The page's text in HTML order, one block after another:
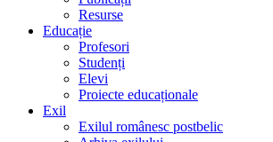
Resurse
Educație
Profesori
Studenți
Elevi
Proiecte educaționale
Exil
Exilul românesc postbelic